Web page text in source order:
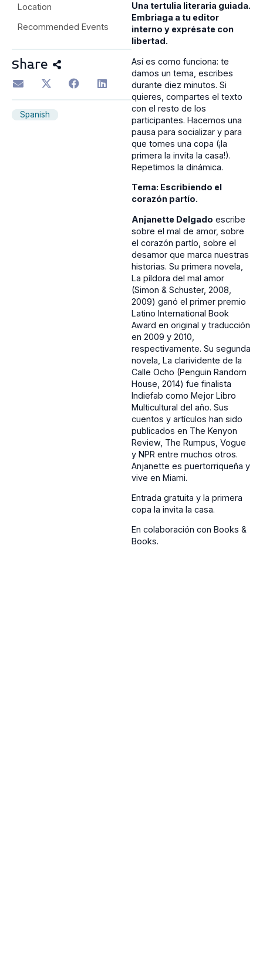
Location
Recommended Events
Share
Spanish
Una tertulia literaria guiada.
Embriaga a tu editor
interno y exprésate con
libertad.
Así es como funciona: te
damos un tema, escribes
durante diez minutos. Si
quieres, compartes el texto
con el resto de los
participantes. Hacemos una
pausa para socializar y para
que tomes una copa (¡la
primera la invita la casa!).
Repetimos la dinámica.
Tema: Escribiendo el
corazón partío.
Anjanette Delgado escribe
sobre el mal de amor, sobre
el corazón partío, sobre el
desamor que marca nuestras
historias. Su primera novela,
La píldora del mal amor
(Simon & Schuster, 2008,
2009) ganó el primer premio
Latino International Book
Award en original y traducción
en 2009 y 2010,
respectivamente. Su segunda
novela, La clarividente de la
Calle Ocho (Penguin Random
House, 2014) fue finalista
Indiefab como Mejor Libro
Multicultural del año. Sus
cuentos y artículos han sido
publicados en The Kenyon
Review, The Rumpus, Vogue
y NPR entre muchos otros.
Anjanette es puertorriqueña y
vive en Miami.
Entrada gratuita y la primera
copa la invita la casa.
En colaboración con Books &
Books.